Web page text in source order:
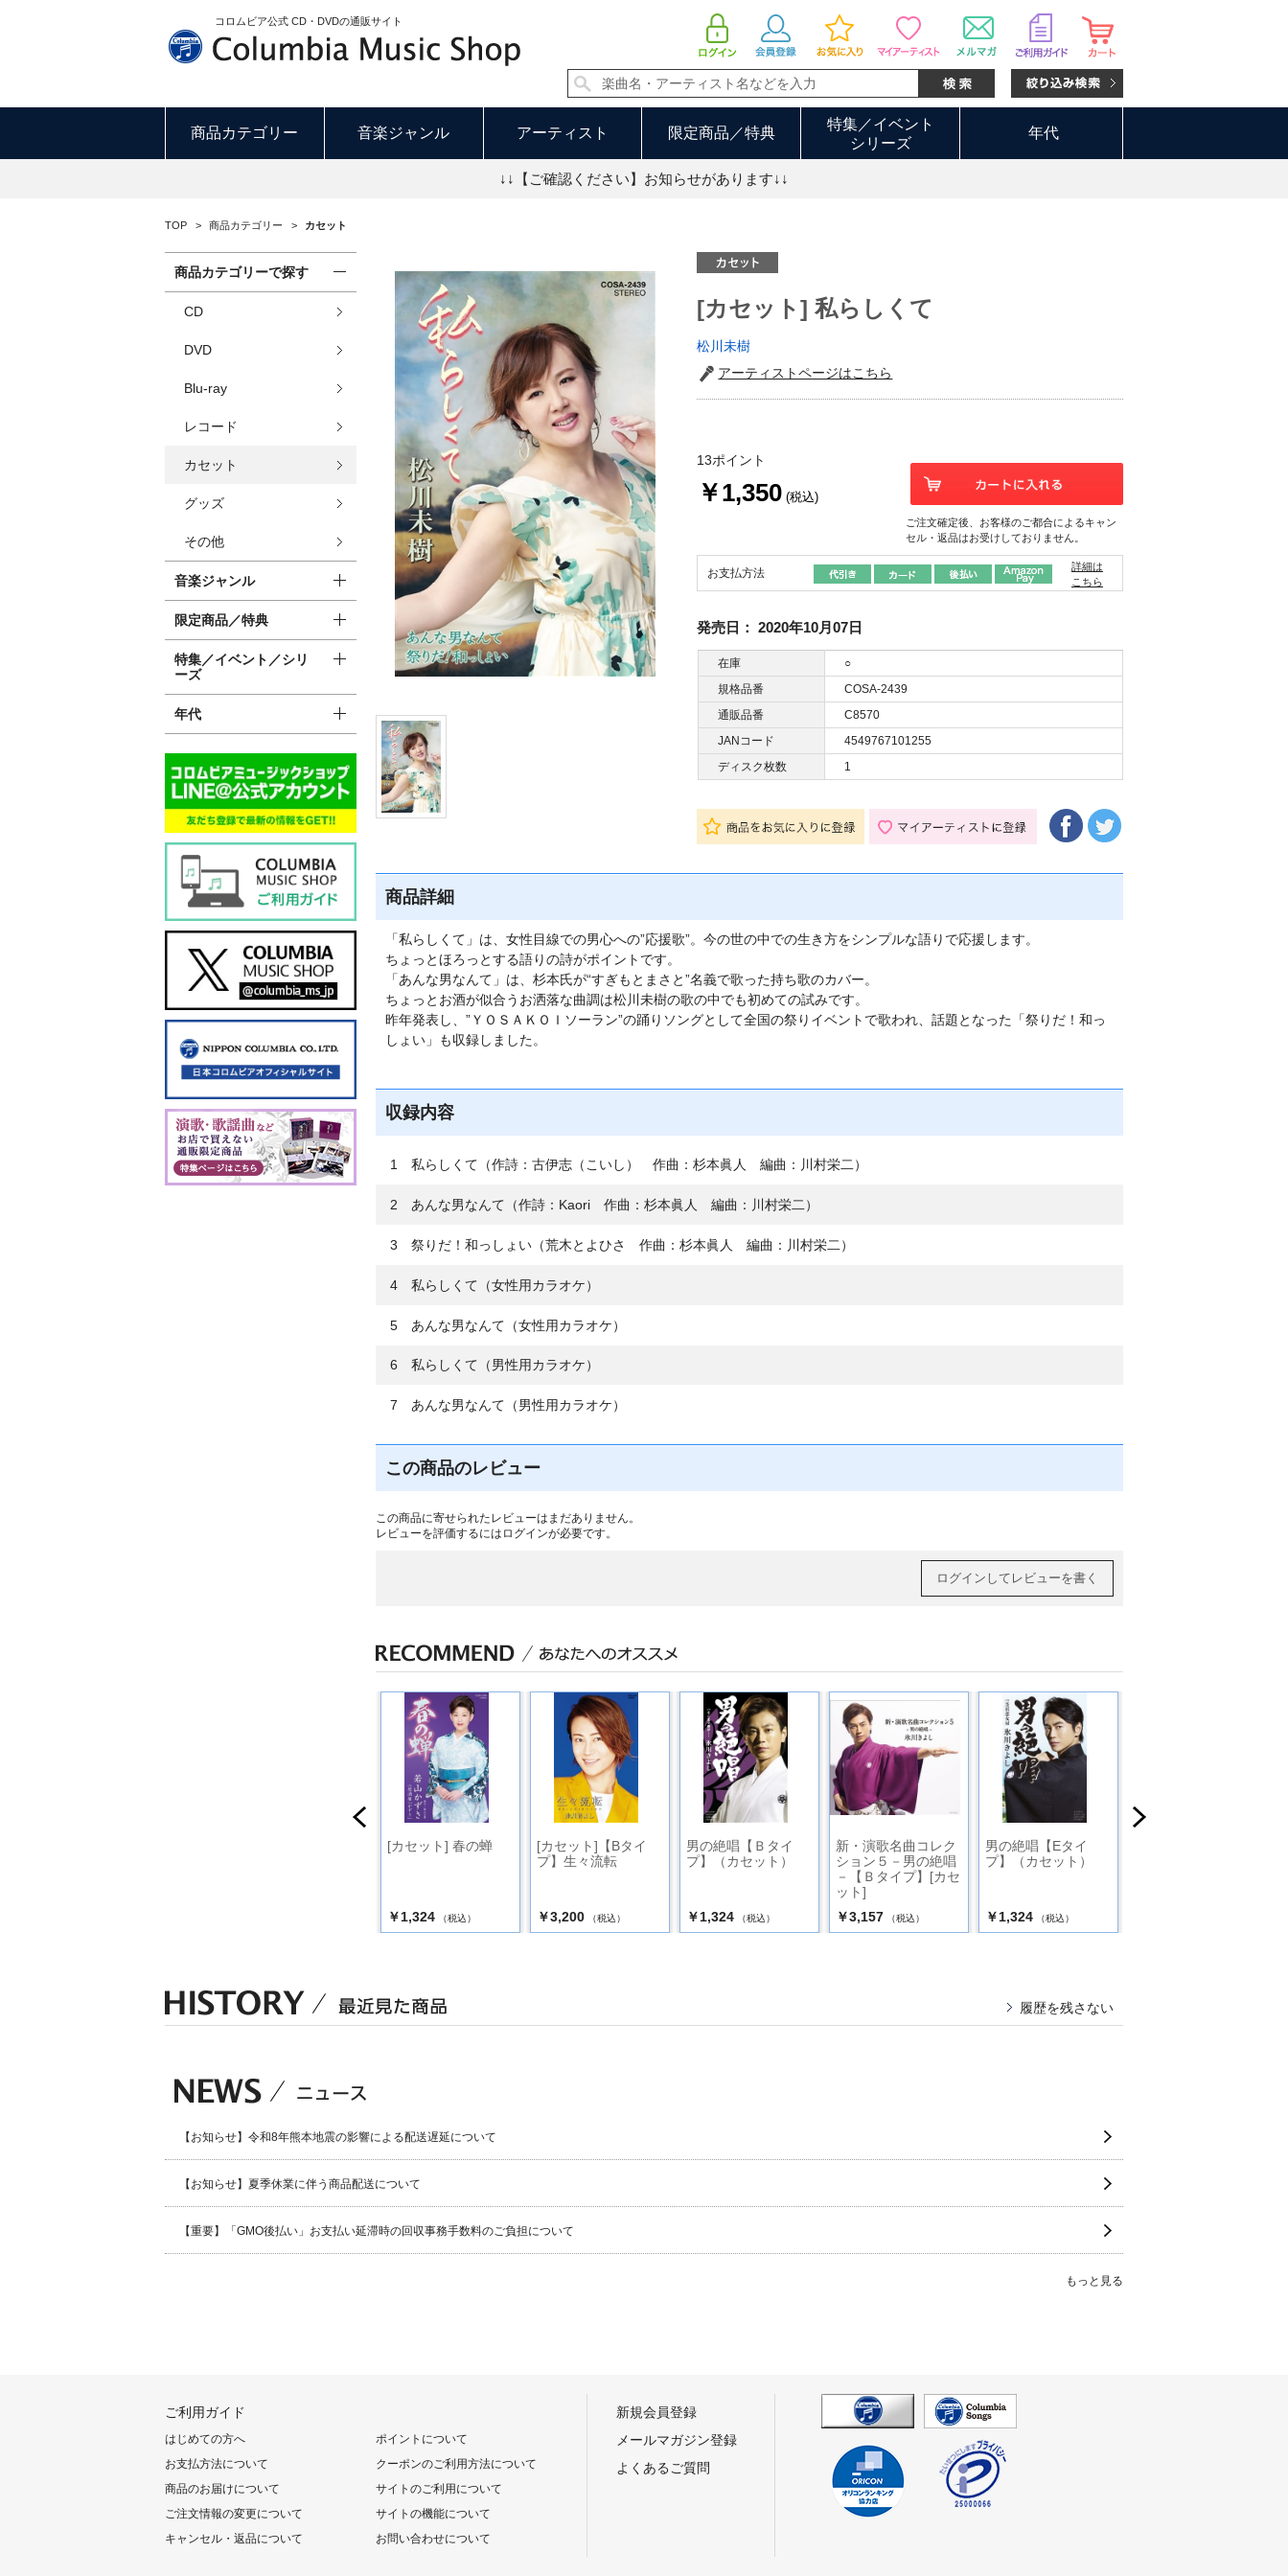
コロムビア公式 CD・DVDの通販サイト
商品カテゴリー 音楽ジャンル アーティスト 限定商品／特典
特集／イベント
シリーズ
年代
↓↓【ご確認ください】お知らせがあります↓↓
TOP > 商品カテゴリー > カセット
[カセット] 私らしくて
松川未樹
アーティストページはこちら
13ポイント
￥1,350 (税込)
ご注文確定後、お客様のご都合によるキャン
セル・返品はお受けしておりません。
お支払方法
詳細は
こちら
発売日： 2020年10月07日
在庫
○
規格品番
COSA-2439
通販品番
C8570
JANコード
4549767101255
ディスク枚数
1
商品詳細
「私らしくて」は、女性目線での男心への”応援歌”。今の世の中での生き方をシンプルな語りで応援します。
ちょっとほろっとする語りの詩がポイントです。
「あんな男なんて」は、杉本氏が“すぎもとまさと”名義で歌った持ち歌のカバー。
ちょっとお酒が似合うお洒落な曲調は松川未樹の歌の中でも初めての試みです。
昨年発表し、”ＹＯＳＡＫＯＩソーラン”の踊りソングとして全国の祭りイベントで歌われ、話題となった「祭りだ！和っ
しょい」も収録しました。
収録内容
1 私らしくて（作詩：古伊志（こいし） 作曲：杉本眞人 編曲：川村栄二）
2 あんな男なんて（作詩：Kaori 作曲：杉本眞人 編曲：川村栄二）
3 祭りだ！和っしょい（荒木とよひさ 作曲：杉本眞人 編曲：川村栄二）
4 私らしくて（女性用カラオケ）
5 あんな男なんて（女性用カラオケ）
6 私らしくて（男性用カラオケ）
7 あんな男なんて（男性用カラオケ）
この商品のレビュー
この商品に寄せられたレビューはまだありません。
レビューを評価するには ログインが必要です。
ログインしてレビューを書く
[カセット] 春の蝉
￥1,324 （税込）
[カセット]【Bタイ
プ】生々流転
￥3,200 （税込）
男の絶唱【Ｂタイ
プ】（カセット）
￥1,324 （税込）
新・演歌名曲コレク
ション５－男の絶唱
－【Ｂタイプ】[カセ
ット]
￥3,157
（税込）
男の絶唱【Eタイ
プ】（カセット）
￥1,324 （税込）
商品カテゴリーで探す
CD
DVD
Blu-ray
レコード
カセット
グッズ
その他
音楽ジャンル
限定商品／特典
特集／イベント／シリ
ーズ
年代
履歴を残さない
【お知らせ】令和8年熊本地震の影響による配送遅延について
【お知らせ】夏季休業に伴う商品配送について
【重要】「GMO後払い」お支払い延滞時の回収事務手数料のご負担について
もっと見る
ご利用ガイド
はじめての方へ
お支払方法について
商品のお届けについて
ご注文情報の変更について
キャンセル・返品について
ポイントについて
クーポンのご利用方法について
サイトのご利用について
サイトの機能について
お問い合わせについて
新規会員登録
メールマガジン登録
よくあるご質問